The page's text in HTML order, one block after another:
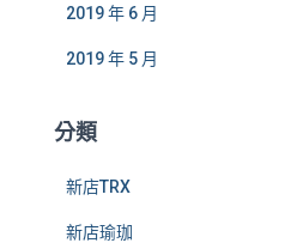
2019 年 6 月
2019 年 5 月
分類
新店TRX
新店瑜珈